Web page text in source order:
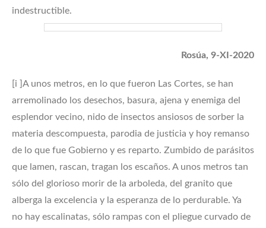
indestructible.
Rosúa, 9-XI-2020
[i ]A unos metros, en lo que fueron Las Cortes, se han
arremolinado los desechos, basura, ajena y enemiga del
esplendor vecino, nido de insectos ansiosos de sorber la
materia descompuesta, parodia de justicia y hoy remanso
de lo que fue Gobierno y es reparto. Zumbido de parásitos
que lamen, rascan, tragan los escaños. A unos metros tan
sólo del glorioso morir de la arboleda, del granito que
alberga la excelencia y la esperanza de lo perdurable. Ya
no hay escalinatas, sólo rampas con el pliegue curvado de